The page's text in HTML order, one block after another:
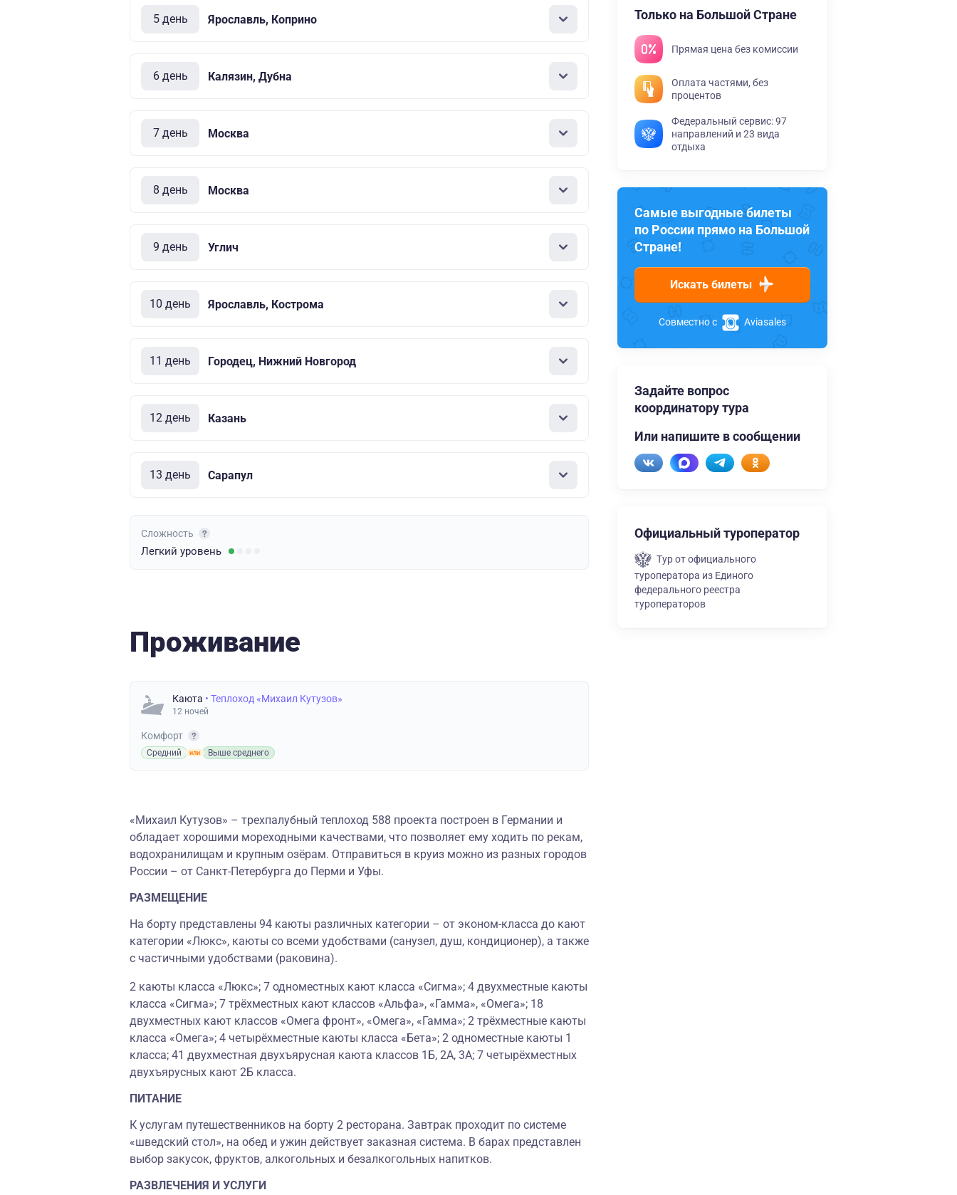
5 день Ярославль, Коприно
6 день Калязин, Дубна
7 день Москва
8 день Москва
9 день Углич
10 день Ярославль, Кострома
11 день Городец, Нижний Новгород
12 день Казань
13 день Сарапул
Сложность
Легкий уровень
Проживание
Каюта • Теплоход «Михаил Кутузов»
12 ночей
Комфорт
Средний Выше среднего
«Михаил Кутузов» – трехпалубный теплоход 588 проекта построен в Германии и
обладает хорошими мореходными качествами, что позволяет ему ходить по рекам,
водохранилищам и крупным озёрам. Отправиться в круиз можно из разных городов
России – от Санкт-Петербурга до Перми и Уфы.
РАЗМЕЩЕНИЕ
На борту представлены 94 каюты различных категории – от эконом-класса до кают
категории «Люкс», каюты со всеми удобствами (санузел, душ, кондиционер), а также
с частичными удобствами (раковина).
2 каюты класса «Люкс»; 7 одноместных кают класса «Сигма»; 4 двухместные каюты
класса «Сигма»; 7 трёхместных кают классов «Альфа», «Гамма», «Омега»; 18
двухместных кают классов «Омега фронт», «Омега», «Гамма»; 2 трёхместные каюты
класса «Омега»; 4 четырёхместные каюты класса «Бета»; 2 одноместные каюты 1
класса; 41 двухместная двухъярусная каюта классов 1Б, 2А, 3А; 7 четырёхместных
двухъярусных кают 2Б класса.
ПИТАНИЕ
К услугам путешественников на борту 2 ресторана. Завтрак проходит по системе
«шведский стол», на обед и ужин действует заказная система. В барах представлен
выбор закусок, фруктов, алкогольных и безалкогольных напитков.
РАЗВЛЕЧЕНИЯ И УСЛУГИ
Только на Большой Стране
Прямая цена без комиссии
Оплата частями, без
процентов
Федеральный сервис: 97
направлений и 23 вида
отдыха
Самые выгодные билеты
по России прямо на Большой
Стране!
Искать билеты
Совместно с Aviasales
Задайте вопрос
координатору тура
Или напишите в сообщении
Официальный туроператор
Тур от официального
туроператора из Единого
федерального реестра
туроператоров